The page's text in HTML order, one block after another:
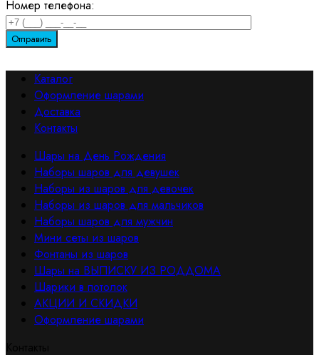
Номер телефона:
Каталог
Оформление шарами
Доставка
Контакты
Шары на День Рождения
Наборы шаров для девушек
Наборы из шаров для девочек
Наборы из шаров для мальчиков
Наборы шаров для мужчин
Мини сеты из шаров
Фонтаны из шаров
Шары на ВЫПИСКУ ИЗ РОДДОМА
Шарики в потолок
АКЦИИ И СКИДКИ
Оформление шарами